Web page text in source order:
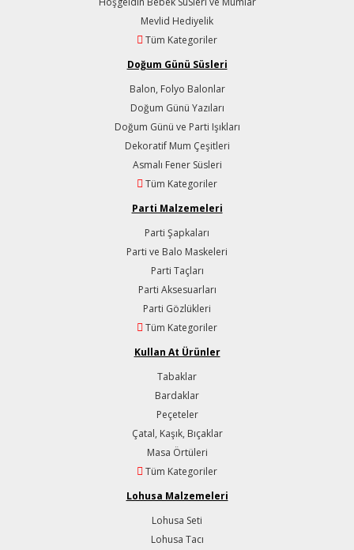
Mevlid Hediyelik
Tüm Kategoriler
Doğum Günü Süsleri
Balon, Folyo Balonlar
Doğum Günü Yazıları
Doğum Günü ve Parti Işıkları
Dekoratif Mum Çeşitleri
Asmalı Fener Süsleri
Tüm Kategoriler
Parti Malzemeleri
Parti Şapkaları
Parti ve Balo Maskeleri
Parti Taçları
Parti Aksesuarları
Parti Gözlükleri
Tüm Kategoriler
Kullan At Ürünler
Tabaklar
Bardaklar
Peçeteler
Çatal, Kaşık, Bıçaklar
Masa Örtüleri
Tüm Kategoriler
Lohusa Malzemeleri
Lohusa Seti
Lohusa Tacı